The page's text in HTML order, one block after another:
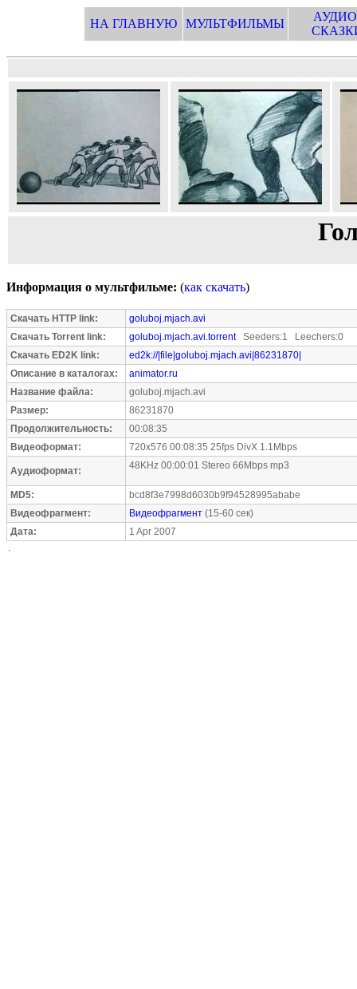
НА ГЛАВНУЮ МУЛЬТФИЛЬМЫ
Информация о мультфильме: (как скачать)
Скачать HTTP link:
goluboj.mjach.avi
Скачать Torrent link:
goluboj.mjach.avi.torrentSeeders:1 Leechers:0
Скачать ED2K link:
ed2k://|file|goluboj.mjach.avi|86231870|
Описание в каталогах:
animator.ru
Название файла:
goluboj.mjach.avi
Размер:
86231870
Продолжительность:
00:08:35
Видеоформат:
720x576 00:08:35 25fps DivX 1.1Mbps
Аудиоформат: 48KHz 00:00:01 Stereo 66Mbps mp3
MD5:
bcd8f3e7998d6030b9f94528995ababe
Видеофрагмент:
Видеофрагмент (15-60 сек)
Дата:
1 Apr 2007